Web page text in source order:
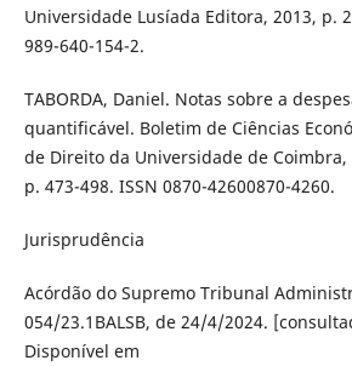
Universidade Lusíada Editora, 2013, p.
989-640-154-2.
TABORDA, Daniel. Notas sobre a
quantificável. Boletim de Ciências
de Direito da Universidade de Coimbra,
p. 473-498. ISSN 0870-42600870-4260.
Jurisprudência
Acórdão do Supremo Tribunal
054/23.1BALSB, de 24/4/2024.
Disponível em